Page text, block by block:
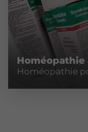
Homéopathie